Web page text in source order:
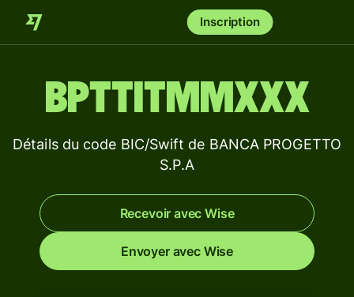
Inscription
BPTTITMMXXX
Détails du code BIC/Swift de BANCA PROGETTO
S.P.A
Recevoir avec Wise
Envoyer avec Wise